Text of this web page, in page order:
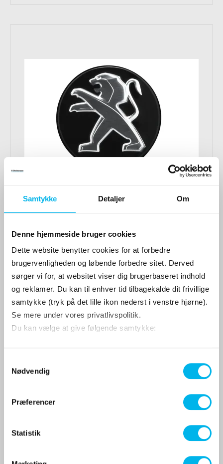
Samtykke Detaljer Om
Denne hjemmeside bruger cookies
Dette website benytter cookies for at forbedre
brugervenligheden og løbende forbedre sitet. Derved
sørger vi for, at websitet viser dig brugerbaseret indhold
og reklamer. Du kan til enhver tid tilbagekalde dit frivillige
samtykke (tryk på det lille ikon nederst i venstre hjørne).
Se mere under vores privatlivspolitik.
Du kan vælge at give følgende samtykke:
Nødvendig
Præferencer
Statistik
Navkapselsæt sort
499 DKK
Vis produkt